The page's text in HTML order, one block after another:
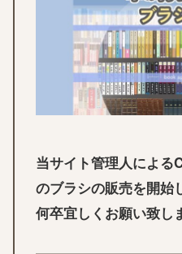
当サイト管理人による
のブラシの販売を開始
何卒宜しくお願い致し